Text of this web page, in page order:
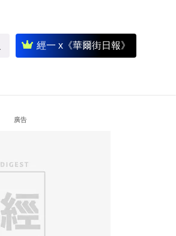
經一 x《華爾街日報》
廣告